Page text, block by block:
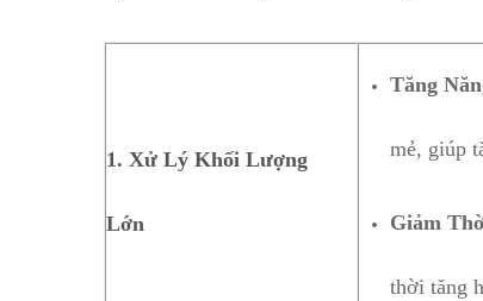
1. Xử Lý Khối Lượng
Lớn
Tăng
mẻ, giúp
Giảm
thời tăng